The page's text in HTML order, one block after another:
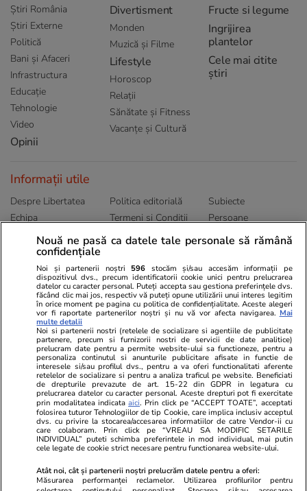
Știri România
Știri Externe
Politică
Bani și Afaceri
Infrastructura
Educație
Tehnologie
Video
Opinii
Divertisment
Monden
Muzică și Filme
Lifestyle
Horoscop
Relații
Sănătate și Fitness
Vacanțe și Cultură
Fructe si legume
Ingrijirea
plantelor
Cele mai citite
știri
Informații utile
Despre Libertatea
Echipa
Publicitate
Politica de
Politica editorială
Termeni și Conditii
Abonamente
Subiecte
Persoane
Sitemap
Ringier România
Libertatea pentru
Unica.ro
Program TV
Avantaje
ELLE
Gazeta Sporturilor
Stiri mondene
Calculator sarcina
Ajută Copiii
Locuri de muncă
Imobiliare.ro
Jobradar24
Imoradar24
Colecții Libertatea
Pariază responsabil! Decizia ONJN nr. 821/25.09.2025.
Jocurile de noroc sunt interzise minorilor.
© 2026 Ringier Romania. Toate drepturile rezervate
Nouă ne pasă ca datele tale personale să rămână
confidențiale
Noi și partenerii noștri 596 stocăm și/sau accesăm informații pe
dispozitivul dvs., precum identificatorii cookie unici pentru prelucrarea
datelor cu caracter personal. Puteți accepta sau gestiona preferințele dvs.
făcând clic mai jos, respectiv vă puteți opune utilizării unui interes legitim
în orice moment pe pagina cu politica de confidențialitate. Aceste alegeri
vor fi raportate partenerilor noștri și nu vă vor afecta navigarea. Mai
multe detalii
Noi si partenerii nostri (retelele de socializare si agentiile de publicitate
partenere, precum si furnizorii nostri de servicii de date analitice)
prelucram date pentru a permite website-ului sa functioneze, pentru a
personaliza continutul si anunturile publicitare afisate in functie de
interesele si/sau profilul dvs., pentru a va oferi functionalitati aferente
retelelor de socializare si pentru a analiza traficul pe website. Beneficiati
de drepturile prevazute de art. 15-22 din GDPR in legatura cu
prelucrarea datelor cu caracter personal. Aceste drepturi pot fi exercitate
prin modalitatea indicataaici. Prin click pe “ACCEPT TOATE”, acceptati
folosirea tuturor Tehnologiilor de tip Cookie, care implica inclusiv acceptul
dvs. cu privire la stocarea/accesarea informatiilor de catre Vendor-ii cu
care colaboram. Prin click pe “VREAU SA MODIFIC SETARILE
INDIVIDUAL” puteti schimba preferintele in mod individual, mai putin
cele legate de cookie strict necesare pentru functionarea website-ului.
Atât noi, cât și partenerii noștri prelucrăm datele pentru a oferi:
Măsurarea performanței reclamelor. Utilizarea profilurilor pentru